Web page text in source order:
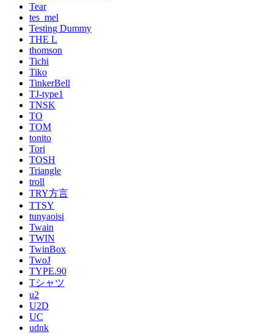
Tear
tes_mel
Testing Dummy
THE L
thomson
Tichi
Tiko
TinkerBell
TJ-type1
TNSK
TO
TOM
tonito
Tori
TOSH
Triangle
troll
TRY方言
TTSY
tunyaoisi
Twain
TWIN
TwinBox
TwoJ
TYPE.90
Tシャツ
u2
U2D
UC
udnk